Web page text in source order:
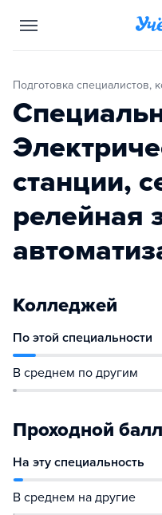
Подготовка специалистов,
станции,
релейная
Колледжей
По этой специальности
В среднем по другим
Проходной балл
На эту специальность
В среднем на другие